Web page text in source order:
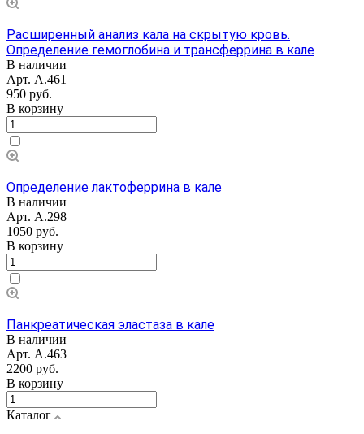
Расширенный анализ кала на скрытую кровь.
Определение гемоглобина и трансферрина в кале
В наличии
Арт. А.461
950 руб.
В корзину
Определение лактоферрина в кале
В наличии
Арт. А.298
1050 руб.
В корзину
Панкреатическая эластаза в кале
В наличии
Арт. А.463
2200 руб.
В корзину
Каталог